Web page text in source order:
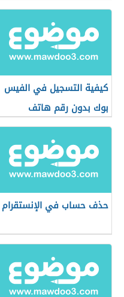
كيفية التسجيل في الفيس
بوك بدون رقم هاتف
حذف حساب في الإنستقرام